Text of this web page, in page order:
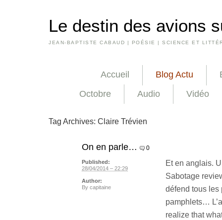
Le destin des avions
JEAN-BAPTISTE CABAUD | POÉSIE | SCIENCE ET
Accueil Blog Actu
Octobre
Audio Vidéo
Tag Archives: Claire Trévien
On en parle… 0
Et en anglais.
Sabotage
défend tous les
pamphlets…
realize that
Published:
28/04/2014 – 22:29
Author:
By capitaine